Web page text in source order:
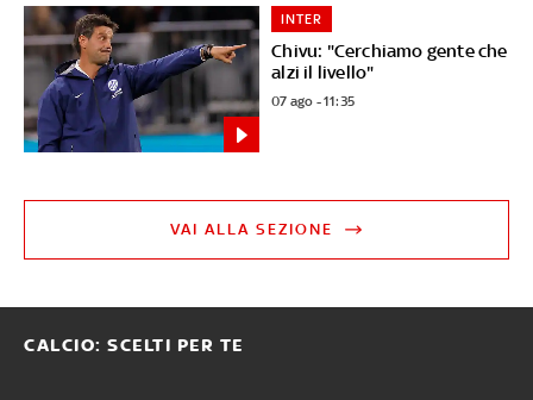
Chivu: "Cerchiamo gente che
alzi il livello"
INTER
07 ago - 11:35
VAI ALLA SEZIONE
CALCIO: SCELTI PER TE